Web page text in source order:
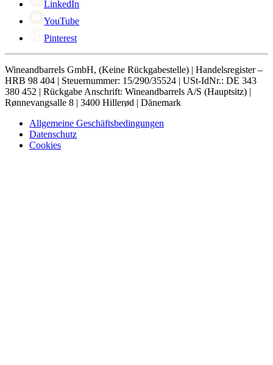
LinkedIn
YouTube
Pinterest
Wineandbarrels GmbH, (Keine Rückgabestelle) | Handelsregister –
HRB 98 404 | Steuernummer: 15/290/35524 | USt-IdNr.: DE 343
380 452 | Rückgabe Anschrift: Wineandbarrels A/S (Hauptsitz) |
Rønnevangsalle 8 | 3400 Hillerød | Dänemark
Allgemeine Geschäftsbedingungen
Datenschutz
Cookies